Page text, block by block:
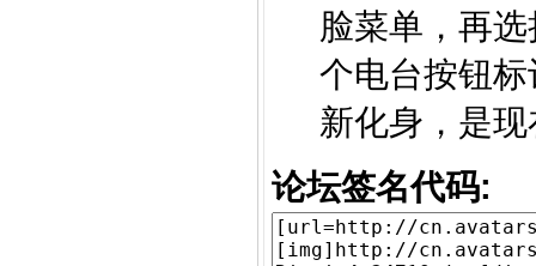
脸菜单，再
个电台按钮
新化身，是
论坛签名代码: